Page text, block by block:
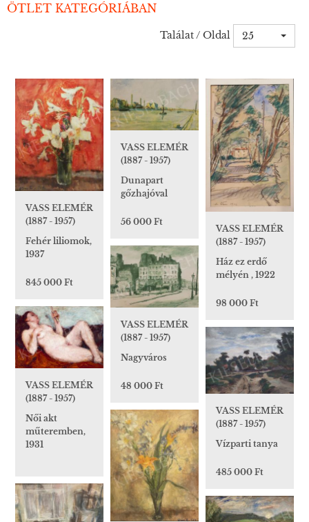
ÖTLET KATEGÓRIÁBAN
Találat / Oldal 25
VASS ELEMÉR
(1887 - 1957)
Fehér liliomok,
1937
845 000 Ft
VASS ELEMÉR
(1887 - 1957)
Dunapart
gőzhajóval
56 000 Ft
VASS ELEMÉR
(1887 - 1957)
Ház ez erdő
mélyén , 1922
98 000 Ft
VASS ELEMÉR
(1887 - 1957)
Nagyváros
48 000 Ft
VASS ELEMÉR
(1887 - 1957)
Női akt
műteremben,
1931
VASS ELEMÉR
(1887 - 1957)
Vízparti tanya
485 000 Ft